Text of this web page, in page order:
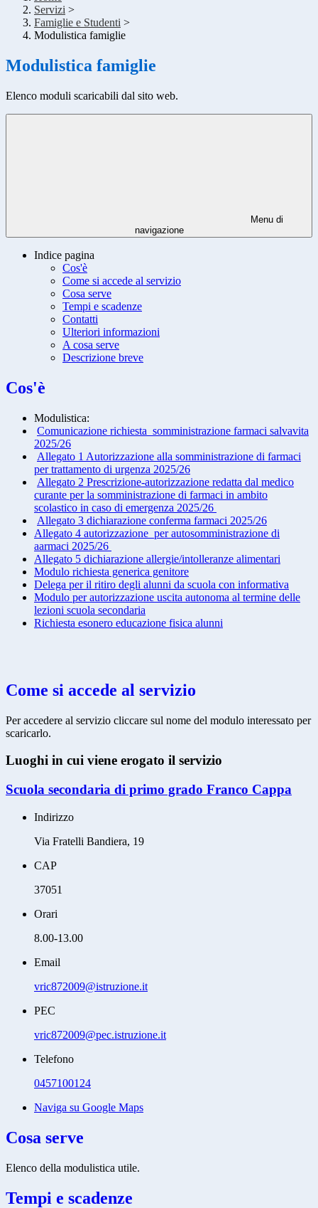
Servizi >
Famiglie e Studenti >
Modulistica famiglie
Modulistica famiglie
Elenco moduli scaricabili dal sito web.
Menu di
navigazione
Indice pagina
Cos'è
Come si accede al servizio
Cosa serve
Tempi e scadenze
Contatti
Ulteriori informazioni
A cosa serve
Descrizione breve
Cos'è
Modulistica:
Comunicazione richiesta somministrazione farmaci salvavita
2025/26
Allegato 1 Autorizzazione alla somministrazione di farmaci
per trattamento di urgenza 2025/26
Allegato 2 Prescrizione-autorizzazione redatta dal medico
curante per la somministrazione di farmaci in ambito
scolastico in caso di emergenza 2025/26
Allegato 3 dichiarazione conferma farmaci 2025/26
Allegato 4 autorizzazione per autosomministrazione di
aarmaci 2025/26
Allegato 5 dichiarazione allergie/intolleranze alimentari
Modulo richiesta generica genitore
Delega per il ritiro degli alunni da scuola con informativa
Modulo per autorizzazione uscita autonoma al termine delle
lezioni scuola secondaria
Richiesta esonero educazione fisica alunni
Come si accede al servizio
Per accedere al servizio cliccare sul nome del modulo interessato per
scaricarlo.
Luoghi in cui viene erogato il servizio
Scuola secondaria di primo grado Franco Cappa
Indirizzo
Via Fratelli Bandiera, 19
CAP
37051
Orari
8.00-13.00
Email
vric872009@istruzione.it
PEC
vric872009@pec.istruzione.it
Telefono
0457100124
Naviga su Google Maps
Cosa serve
Elenco della modulistica utile.
Tempi e scadenze